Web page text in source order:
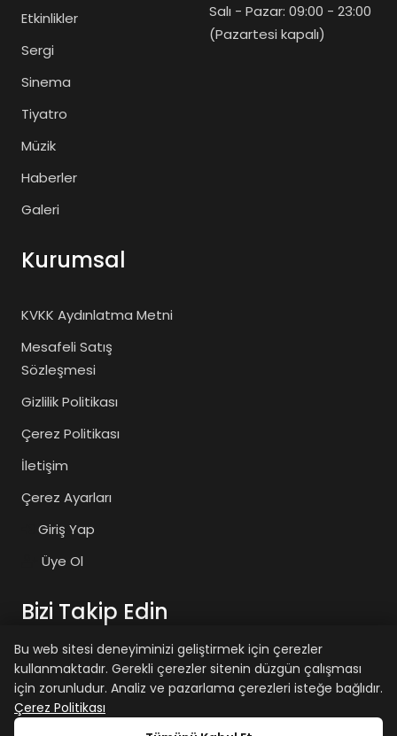
Etkinlikler
Sergi
Sinema
Tiyatro
Müzik
Haberler
Galeri
Salı - Pazar: 09:00 - 23:00
(Pazartesi kapalı)
Kurumsal
KVKK Aydınlatma Metni
Mesafeli Satış
Sözleşmesi
Gizlilik Politikası
Çerez Politikası
İletişim
Çerez Ayarları
Giriş Yap
Üye Ol
Bizi Takip Edin
zaiyasam zaiyasam
Bu web sitesi deneyiminizi geliştirmek için çerezler
kullanmaktadır. Gerekli çerezler sitenin düzgün çalışması
için zorunludur. Analiz ve pazarlama çerezleri isteğe bağlıdır.
Çerez Politikası